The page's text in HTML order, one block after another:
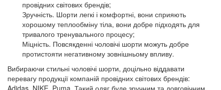
провідних світових брендів;
Зручність. Шорти легкі і комфортні, вони сприяють
хорошому теплообміну тіла, вони добре підходять для
тривалого тренувального процесу;
Міцність. Повсякденні чоловічі шорти можуть добре
протистояти негативному зовнішньому впливу.
Вибираючи стильні чоловічі шорти, доцільно віддавати
перевагу продукції компаній провідних світових брендів: